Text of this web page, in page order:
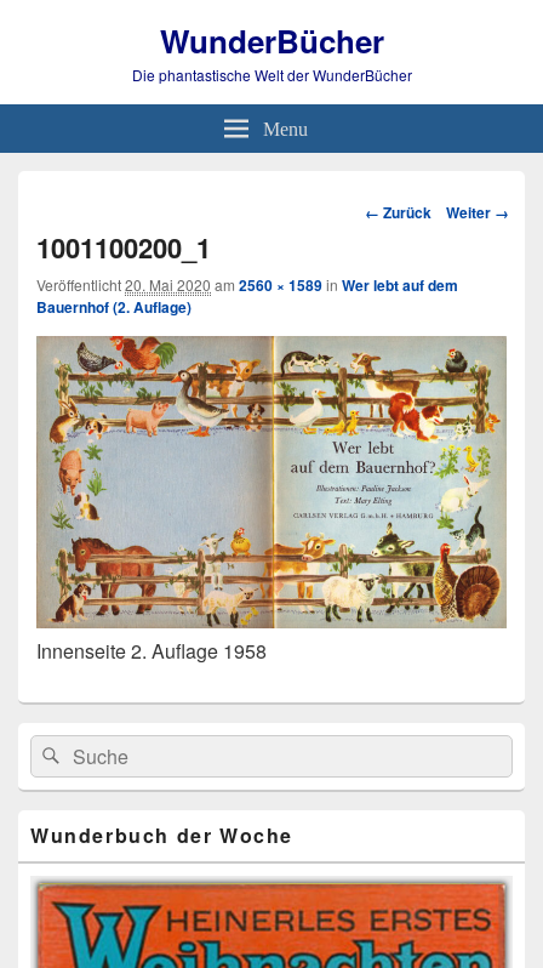
WunderBücher
Die phantastische Welt der WunderBücher
Menu
Bild-
← Zurück Weiter →
1001100200_1
Veröffentlicht20. Mai 2020 am 2560 × 1589in Wer lebt auf dem
Bauernhof (2. Auflage)
Innenseite 2. Auflage 1958
Primärer
Seitenleisten
Widget-
Bereich
Search
for:
Suche
Wunderbuch der Woche